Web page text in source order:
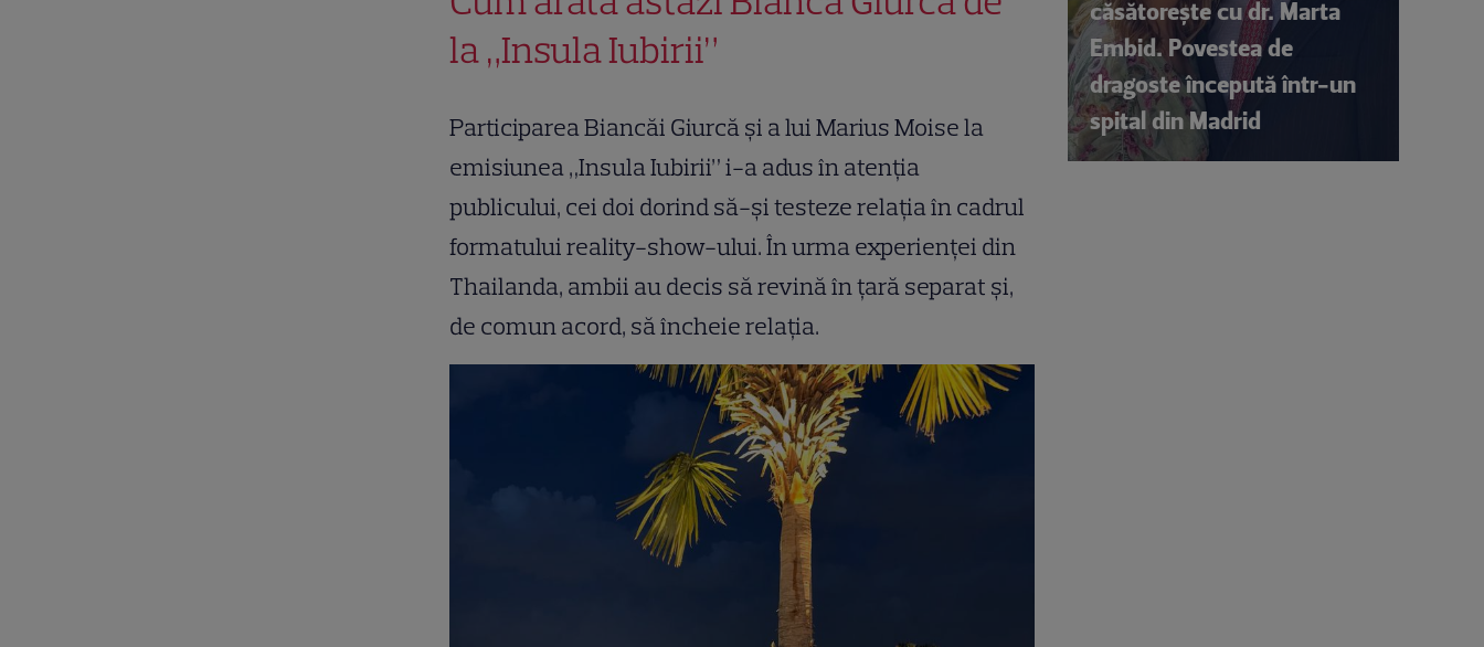
la „Insula Iubirii”
Participarea Biancăi Giurcă și a lui Marius Moise la
emisiunea „Insula Iubirii” i-a adus în atenția
publicului, cei doi dorind să-și testeze relația în cadrul
formatului reality-show-ului. În urma experienței din
Thailanda, ambii au decis să revină în țară separat și,
de comun acord, să încheie relația.
căsătorește cu dr. Marta
Embid. Povestea de
dragoste începută într-un
spital din Madrid